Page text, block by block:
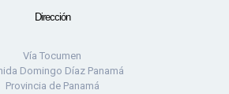
Dirección
Vía Tocumen
Domingo Díaz Panamá
Provincia de Panamá